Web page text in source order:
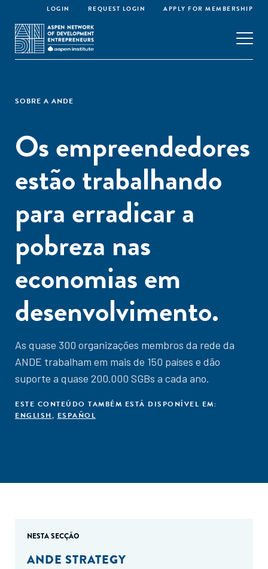
LOGIN REQUEST LOGIN APPLY FOR MEMBERSHIP
SOBRE A ANDE
Os empreendedores
estão trabalhando
para erradicar a
pobreza nas
economias em
desenvolvimento.
As quase 300 organizações membros da rede da
ANDE trabalham em mais de 150 países e dão
suporte a quase 200.000 SGBs a cada ano.
ESTE CONTEÚDO TAMBÉM ESTÁ DISPONÍVEL EM:
ENGLISH, ESPAÑOL
NESTA SECÇÃO
ANDE STRATEGY